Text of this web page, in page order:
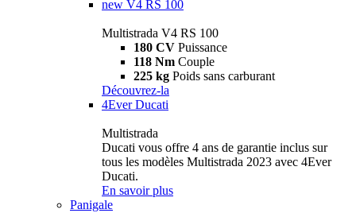
new V4 RS 100
Multistrada V4 RS 100
180 CV Puissance
118 Nm Couple
225 kg Poids sans carburant
Découvrez-la
4Ever Ducati
Multistrada
Ducati vous offre 4 ans de garantie inclus sur
tous les modèles Multistrada 2023 avec 4Ever
Ducati.
En savoir plus
Panigale